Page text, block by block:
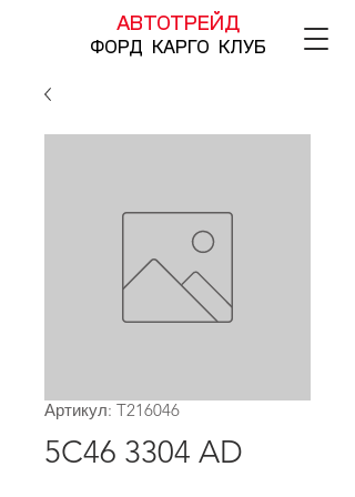
АВТОТРЕЙД
ФОРД КАРГО КЛУБ
Артикул: T216046
5C46 3304 AD